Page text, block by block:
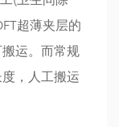
超薄夹层的
运。而常规
，人工搬运